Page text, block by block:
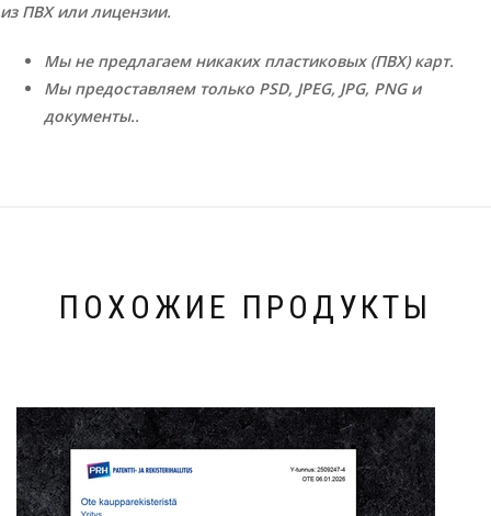
из ПВХ или лицензии.
Мы не предлагаем никаких пластиковых (ПВХ) карт.
Мы предоставляем только PSD, JPEG, JPG, PNG и
документы..
ПОХОЖИЕ ПРОДУКТЫ